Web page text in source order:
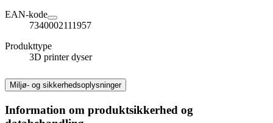
EAN-kode
7340002111957
Produkttype
3D printer dyser
Miljø- og sikkerhedsoplysninger
Information om produktsikkerhed og